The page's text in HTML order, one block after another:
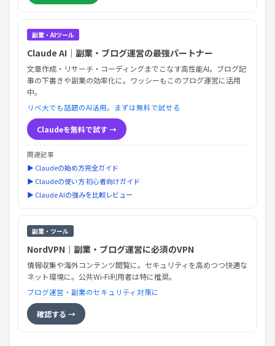
副業・AIツール
Claude AI｜副業・ブログ運営の最強パートナー
文章作成・リサーチ・コーディングまでこなす高性能AI。ブログ記
事の下書きや副業の効率化に。ワッシーもこのブログ運営に活用
中。
リベ大でも話題のAI活用。まずは無料で試せる
Claudeを無料で試す →
関連記事
▶ Claudeの始め方完全ガイド
▶ Claudeの使い方 初心者向けガイド
▶ Claude AIの強みを比較レビュー
副業・ツール
NordVPN｜副業・ブログ運営に必須のVPN
情報収集や海外コンテンツ閲覧に。セキュリティを高めつつ快適な
ネット環境に。公共Wi-Fi利用者は特に推奨。
ブログ運営・副業のセキュリティ対策に
確認する →